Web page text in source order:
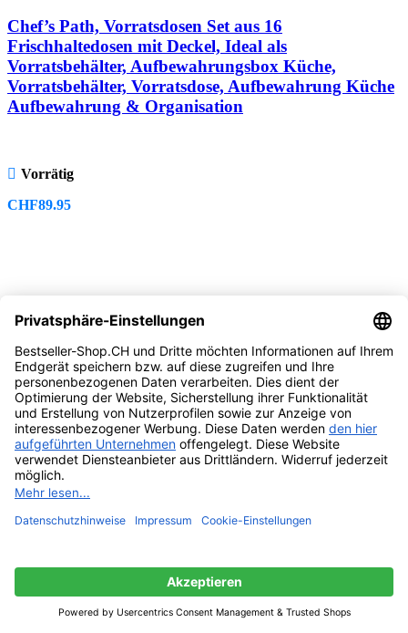
Chef’s Path, Vorratsdosen Set aus 16
Frischhaltedosen mit Deckel, Ideal als
Vorratsbehälter, Aufbewahrungsbox Küche,
Vorratsbehälter, Vorratsdose, Aufbewahrung Küche
Aufbewahrung & Organisation
Vorrätig
CHF89.95